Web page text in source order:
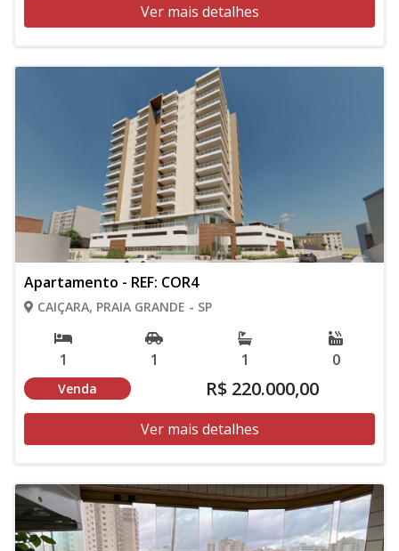
Ver mais detalhes
Apartamento - REF: COR4
CAIÇARA, PRAIA GRANDE - SP
1 1 1 0
Venda R$ 220.000,00
Ver mais detalhes